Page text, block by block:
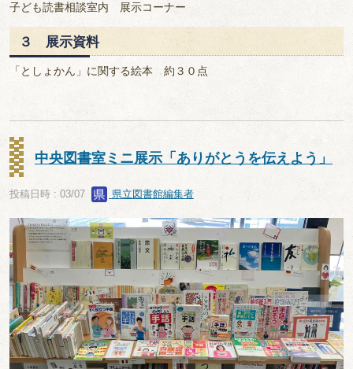
子ども読書相談室内 展示コーナー
３ 展示資料
「としょかん」に関する絵本 約３０点
中央図書室ミニ展示「ありがとうを伝えよう」
投稿日時 : 03/07 県立図書館編集者